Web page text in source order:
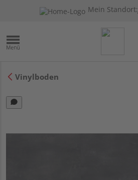
Mein Standort:
Vinylboden